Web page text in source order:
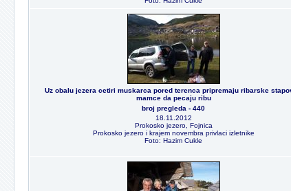
Uz obalu jezera cetiri muskarca pored terenca pripremaju ribarske
mamce da pecaju ribu
broj pregleda - 440
18.11.2012
Prokosko jezero, Fojnica
Prokosko jezero i krajem novembra privlaci izletnike
Foto: Hazim Cukle